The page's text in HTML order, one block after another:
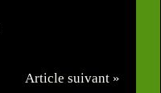
Article suivant »